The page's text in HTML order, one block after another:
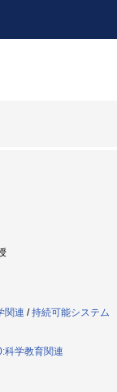
関連 /持続可能システム
科学教育関連